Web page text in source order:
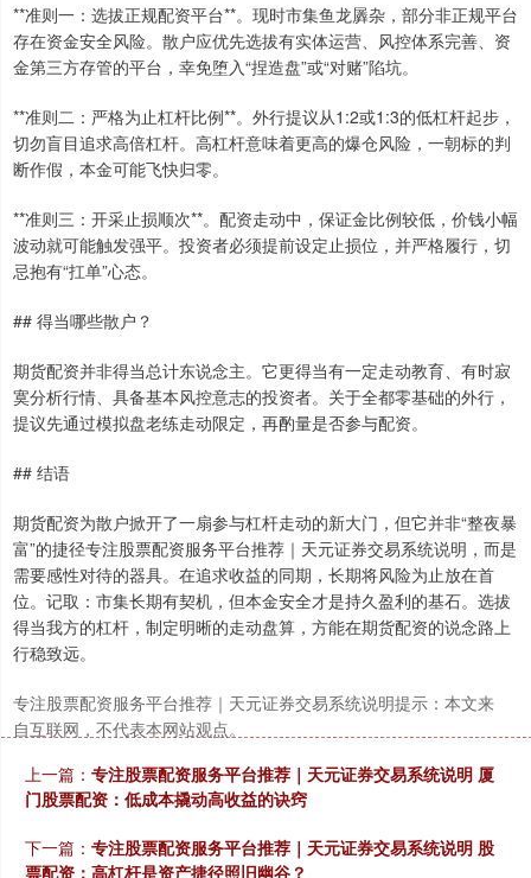
**准则一：选拔正规配资平台**。现时市集鱼龙羼杂，部分非正规平台
存在资金安全风险。散户应优先选拔有实体运营、风控体系完善、资
金第三方存管的平台，幸免堕入“捏造盘”或“对赌”陷坑。
**准则二：严格为止杠杆比例**。外行提议从1:2或1:3的低杠杆起步，
切勿盲目追求高倍杠杆。高杠杆意味着更高的爆仓风险，一朝标的判
断作假，本金可能飞快归零。
**准则三：开采止损顺次**。配资走动中，保证金比例较低，价钱小幅
波动就可能触发强平。投资者必须提前设定止损位，并严格履行，切
忌抱有“扛单”心态。
## 得当哪些散户？
期货配资并非得当总计东说念主。它更得当有一定走动教育、有时寂
寞分析行情、具备基本风控意志的投资者。关于全都零基础的外行，
提议先通过模拟盘老练走动限定，再酌量是否参与配资。
## 结语
期货配资为散户掀开了一扇参与杠杆走动的新大门，但它并非“整夜暴
富”的捷径专注股票配资服务平台推荐｜天元证券交易系统说明，而是
需要感性对待的器具。在追求收益的同期，长期将风险为止放在首
位。记取：市集长期有契机，但本金安全才是持久盈利的基石。选拔
得当我方的杠杆，制定明晰的走动盘算，方能在期货配资的说念路上
行稳致远。
专注股票配资服务平台推荐｜天元证券交易系统说明提示：本文来
自互联网，不代表本网站观点。
上一篇： 专注股票配资服务平台推荐｜天元证券交易系统说明 厦
门股票配资：低成本撬动高收益的诀窍
下一篇： 专注股票配资服务平台推荐｜天元证券交易系统说明 股
票配资：高杠杆是资产捷径照旧幽谷？